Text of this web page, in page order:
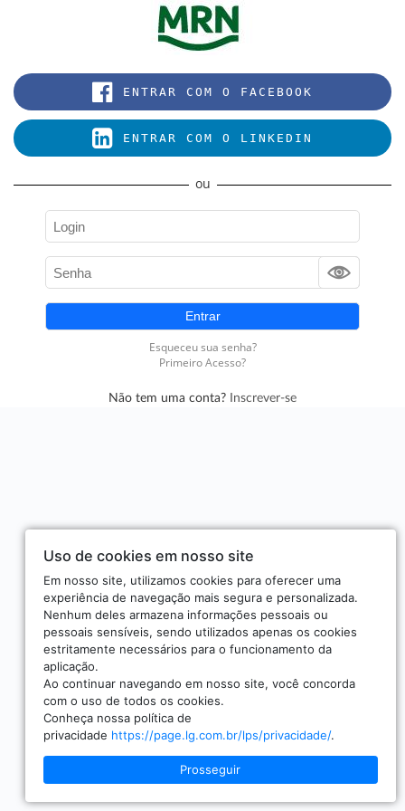
Não tem uma conta? Inscrever-se
Uso de cookies em nosso site
Em nosso site, utilizamos cookies para oferecer uma
experiência de navegação mais segura e personalizada.
Nenhum deles armazena informações pessoais ou
pessoais sensíveis, sendo utilizados apenas os cookies
estritamente necessários para o funcionamento da
aplicação.
Ao continuar navegando em nosso site, você concorda
com o uso de todos os cookies.
Conheça nossa política de
privacidade https://page.lg.com.br/lps/privacidade/.
Prosseguir